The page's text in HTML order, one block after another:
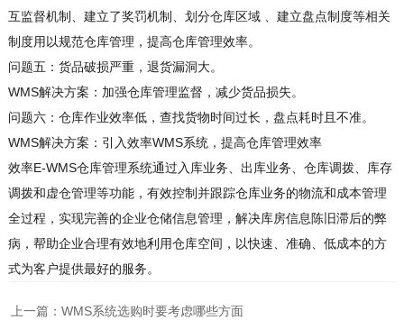
互监督机制、建立了奖罚机制、划分仓库区域 、建立盘点制度等相关
制度用以规范仓库管理，提高仓库管理效率。
问题五：货品破损严重，退货漏洞大。
WMS解决方案：加强仓库管理监督，减少货品损失。
问题六：仓库作业效率低，查找货物时间过长，盘点耗时且不准。
WMS解决方案：引入效率WMS系统，提高仓库管理效率
效率E-WMS仓库管理系统通过入库业务、出库业务、仓库调拨、库存
调拨和虚仓管理等功能，有效控制并跟踪仓库业务的物流和成本管理
全过程，实现完善的企业仓储信息管理，解决库房信息陈旧滞后的弊
病，帮助企业合理有效地利用仓库空间，以快速、准确、低成本的方
式为客户提供最好的服务。
上一篇： WMS系统选购时要考虑哪些方面